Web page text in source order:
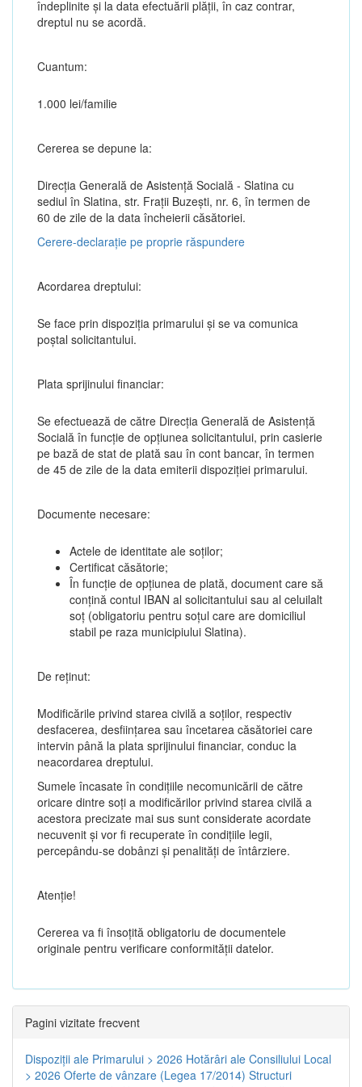
îndeplinite și la data efectuării plății, în caz contrar,
dreptul nu se acordă.
Cuantum:
1.000 lei/familie
Cererea se depune la:
Direcția Generală de Asistenţă Socială - Slatina cu
sediul în Slatina, str. Fraţii Buzeşti, nr. 6, în termen de
60 de zile de la data încheierii căsătoriei.
Cerere-declarație pe proprie răspundere
Acordarea dreptului:
Se face prin dispoziția primarului și se va comunica
poștal solicitantului.
Plata sprijinului financiar:
Se efectuează de către Direcția Generală de Asistență
Socială în funcție de opțiunea solicitantului, prin casierie
pe bază de stat de plată sau în cont bancar, în termen
de 45 de zile de la data emiterii dispoziției primarului.
Documente necesare:
Actele de identitate ale soților;
Certificat căsătorie;
În funcție de opțiunea de plată, document care să
conțină contul IBAN al solicitantului sau al celuilalt
soț (obligatoriu pentru soțul care are domiciliul
stabil pe raza municipiului Slatina).
De reținut:
Modificările privind starea civilă a soților, respectiv
desfacerea, desființarea sau încetarea căsătoriei care
intervin până la plata sprijinului financiar, conduc la
neacordarea dreptului.
Sumele încasate în condițiile necomunicării de către
oricare dintre soți a modificărilor privind starea civilă a
acestora precizate mai sus sunt considerate acordate
necuvenit și vor fi recuperate în condițiile legii,
percepându-se dobânzi și penalități de întârziere.
Atenţie!
Cererea va fi însoțită obligatoriu de documentele
originale pentru verificare conformității datelor.
Pagini vizitate frecvent
Dispoziţii ale Primarului > 2026 Hotărâri ale Consiliului Local
> 2026 Oferte de vânzare (Legea 17/2014) Structuri